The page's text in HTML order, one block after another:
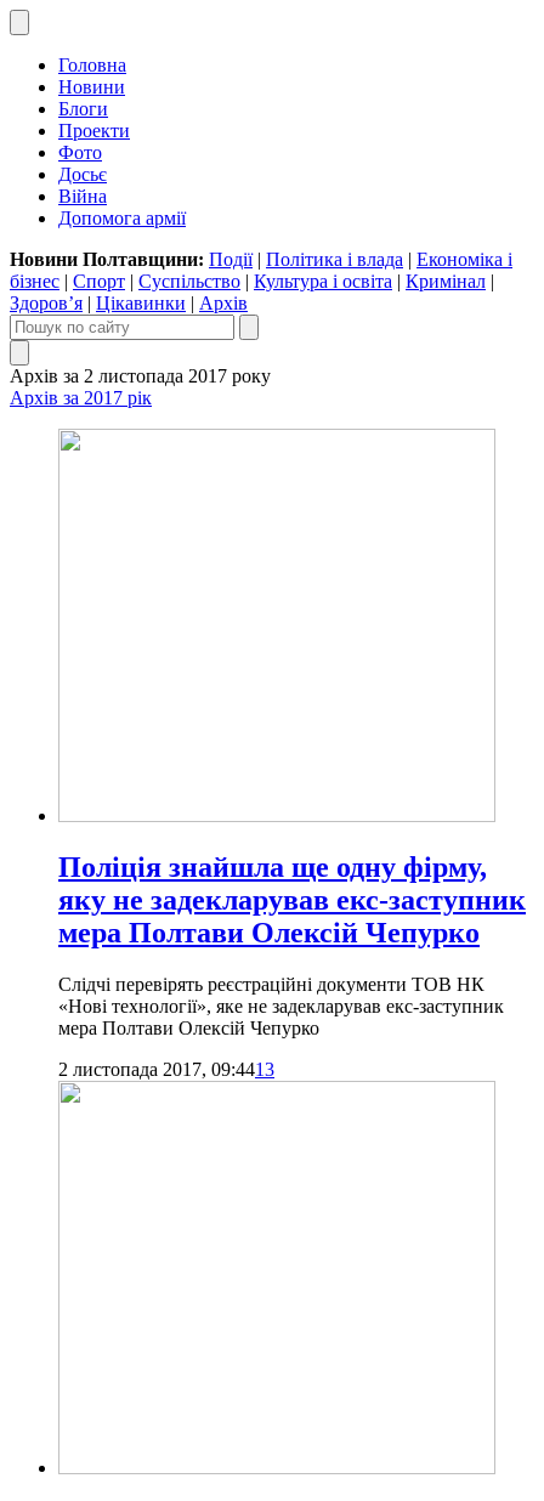
Головна
Новини
Блоги
Проекти
Фото
Досьє
Війна
Допомога армії
Новини Полтавщини: Події| Політика і влада | Економіка і
бізнес | Спорт | Суспільство | Культура і освіта | Кримінал |
Здоров’я | Цікавинки | Архів
Архів за 2 листопада 2017 року
Архів за 2017 рік
Поліція знайшла ще одну фірму,
яку не задекларував екс-заступник
мера Полтави Олексій Чепурко
Слідчі перевірять реєстраційні документи ТОВ НК
«Нові технології», яке не задекларував екс-заступник
мера Полтави Олексій Чепурко
2 листопада 2017, 09:4413